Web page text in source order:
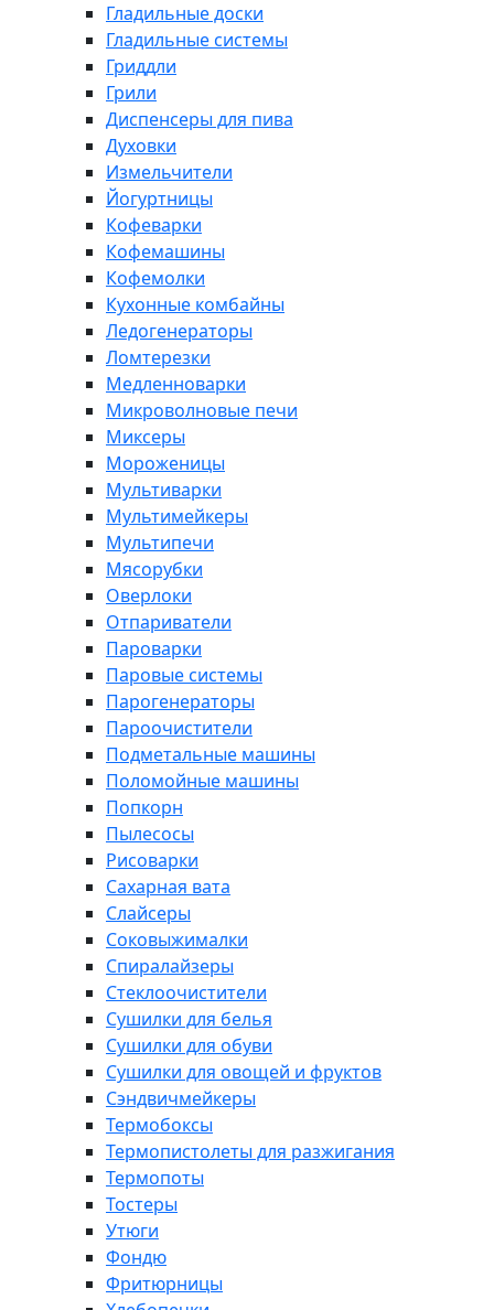
Гладильные доски
Гладильные системы
Гриддли
Грили
Диспенсеры для пива
Духовки
Измельчители
Йогуртницы
Кофеварки
Кофемашины
Кофемолки
Кухонные комбайны
Ледогенераторы
Ломтерезки
Медленноварки
Микроволновые печи
Миксеры
Мороженицы
Мультиварки
Мультимейкеры
Мультипечи
Мясорубки
Оверлоки
Отпариватели
Пароварки
Паровые системы
Парогенераторы
Пароочистители
Подметальные машины
Поломойные машины
Попкорн
Пылесосы
Рисоварки
Сахарная вата
Слайсеры
Соковыжималки
Спиралайзеры
Стеклоочистители
Сушилки для белья
Сушилки для обуви
Сушилки для овощей и фруктов
Сэндвичмейкеры
Термобоксы
Термопистолеты для разжигания
Термопоты
Тостеры
Утюги
Фондю
Фритюрницы